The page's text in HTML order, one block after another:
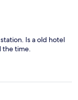
Is a old hotel
the time.